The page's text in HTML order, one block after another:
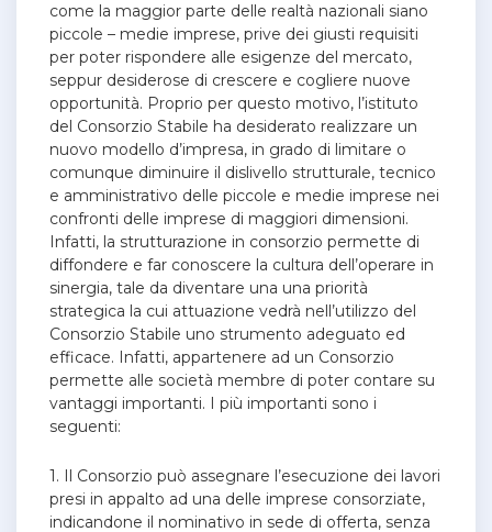
come la maggior parte delle realtà nazionali siano
piccole – medie imprese, prive dei giusti requisiti
per poter rispondere alle esigenze del mercato,
seppur desiderose di crescere e cogliere nuove
opportunità. Proprio per questo motivo, l’istituto
del Consorzio Stabile ha desiderato realizzare un
nuovo modello d’impresa, in grado di limitare o
comunque diminuire il dislivello strutturale, tecnico
e amministrativo delle piccole e medie imprese nei
confronti delle imprese di maggiori dimensioni.
Infatti, la strutturazione in consorzio permette di
diffondere e far conoscere la cultura dell’operare in
sinergia, tale da diventare una una priorità
strategica la cui attuazione vedrà nell’utilizzo del
Consorzio Stabile uno strumento adeguato ed
efficace. Infatti, appartenere ad un Consorzio
permette alle società membre di poter contare su
vantaggi importanti. I più importanti sono i
seguenti:
1. Il Consorzio può assegnare l’esecuzione dei lavori
presi in appalto ad una delle imprese consorziate,
indicandone il nominativo in sede di offerta, senza